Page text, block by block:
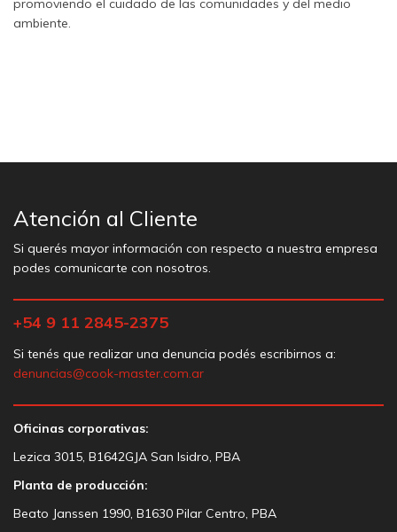
ambiente.
Atención al Cliente
Si querés mayor información con respecto a nuestra empresa
podes comunicarte con nosotros.
+54 9 11 2845-2375
Si tenés que realizar una denuncia podés escribirnos a:
denuncias@cook-master.com.ar
Oficinas corporativas:
Lezica 3015, B1642GJA San Isidro, PBA
Planta de producción:
Beato Janssen 1990, B1630 Pilar Centro, PBA